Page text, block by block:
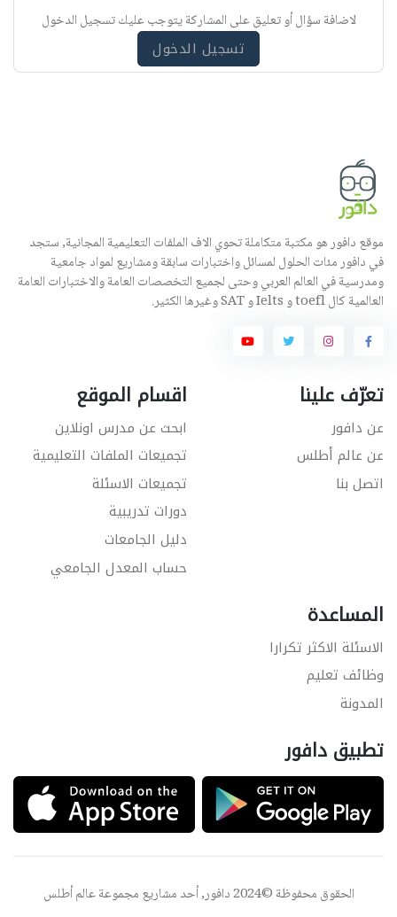
ي
لاضافة سؤال أو تعليق على المشاركة يتوجب عليك تسجيل الدخول
تسجيل الدخول
موقع دافور هو مكتبة متكاملة تحوي الاف الملفات التعليمية المجانية, ستجد
في دافور مئات الحلول لمسائل واختبارات سابقة ومشاريع لمواد جامعية
ومدرسية في العالم العربي وحتى لجميع التخصصات العامة والاختبارات العامة
العالمية كال toefl و Ielts و SAT وغيرها الكثير.
تعرّف علينا
عن دافور
عن عالم أطلس
اتصل بنا
اقسام الموقع
ابحث عن مدرس اونلاين
تجميعات الملفات التعليمية
تجميعات الاسئلة
دورات تدريبية
دليل الجامعات
حساب المعدل الجامعي
المساعدة
الاسئلة الاكثر تكرارا
وظائف تعليم
المدونة
تطبيق دافور
الحقوق محفوظة ©2024 دافور, أحد مشاريع مجموعة عالم أطلس